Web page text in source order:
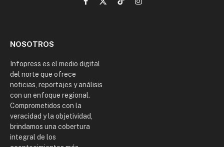
Facebook
X
TikTokInstagram
NOSOTROS
Infopress es el medio digital
del norte que ofrece
noticias, reportajes y análisis
con un enfoque regional.
Comprometidos con la
veracidad y la objetividad,
brindamos una cobertura
integral de los